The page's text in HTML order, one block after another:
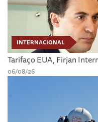
INTERNACIONAL
Tarifaço EUA, Firjan
06/08/26